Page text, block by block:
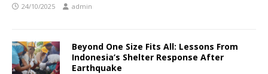
24/10/2025 admin
Beyond One Size Fits All: Lessons From
Indonesia’s Shelter Response After
Earthquake